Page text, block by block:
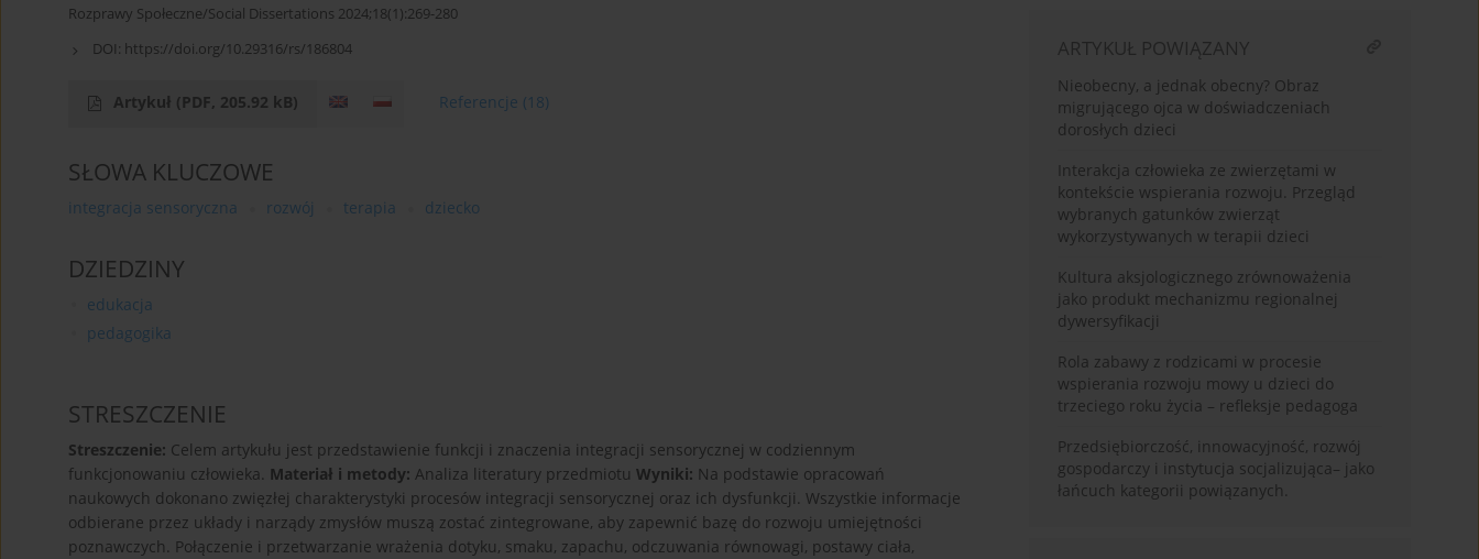
Rozprawy Społeczne/Social Dissertations 2024;18(1):269-280
DOI: https://doi.org/10.29316/rs/186804
Artykuł (PDF, 205.92 kB) Referencje (18)
SŁOWA KLUCZOWE
integracja sensoryczna rozwój terapia dziecko
DZIEDZINY
edukacja
pedagogika
STRESZCZENIE
Streszczenie: Celem artykułu jest przedstawienie funkcji i znaczenia integracji sensorycznej w codziennym
funkcjonowaniu człowieka. Materiał i metody: Analiza literatury przedmiotu Wyniki: Na podstawie opracowań
naukowych dokonano zwięzłej charakterystyki procesów integracji sensorycznej oraz ich dysfunkcji. Wszystkie informacje
odbierane przez układy i narządy zmysłów muszą zostać zintegrowane, aby zapewnić bazę do rozwoju umiejętności
poznawczych. Połączenie i przetwarzanie wrażenia dotyku, smaku, zapachu, odczuwania równowagi, postawy ciała,
ARTYKUŁ POWIĄZANY
Nieobecny, a jednak obecny? Obraz
migrującego ojca w doświadczeniach
dorosłych dzieci
Interakcja człowieka ze zwierzętami w
kontekście wspierania rozwoju. Przegląd
wybranych gatunków zwierząt
wykorzystywanych w terapii dzieci
Kultura aksjologicznego zrównoważenia
jako produkt mechanizmu regionalnej
dywersyfikacji
Rola zabawy z rodzicami w procesie
wspierania rozwoju mowy u dzieci do
trzeciego roku życia – refleksje pedagoga
Przedsiębiorczość, innowacyjność, rozwój
gospodarczy i instytucja socjalizująca– jako
łańcuch kategorii powiązanych.